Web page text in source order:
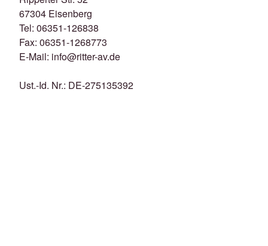
67304 Eisenberg
Tel: 06351-126838
Fax: 06351-1268773
E-Mail: info@ritter-av.de
Ust.-Id. Nr.: DE-275135392